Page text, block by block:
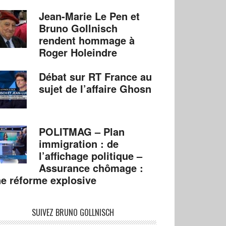
Jean-Marie Le Pen et
Bruno Gollnisch
rendent hommage à
Roger Holeindre
Débat sur RT France au
sujet de l’affaire Ghosn
POLITMAG – Plan
immigration : de
l’affichage politique –
Assurance chômage :
réforme explosive
SUIVEZ BRUNO GOLLNISCH